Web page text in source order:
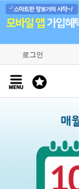
로그인